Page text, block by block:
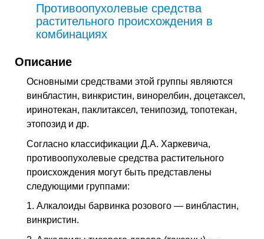
Противоопухолевые средства
растительного происхождения в
комбинациях
Описание
Основными средствами этой группы являются
винбластин, винкристин, винорелбин, доцетаксел,
иринотекан, паклитаксел, тенипозид, топотекан,
этопозид и др.
Согласно классификации Д.А. Харкевича,
противоопухолевые средства растительного
происхождения могут быть представлены
следующими группами:
1. Алкалоиды барвинка розового — винбластин,
винкристин.